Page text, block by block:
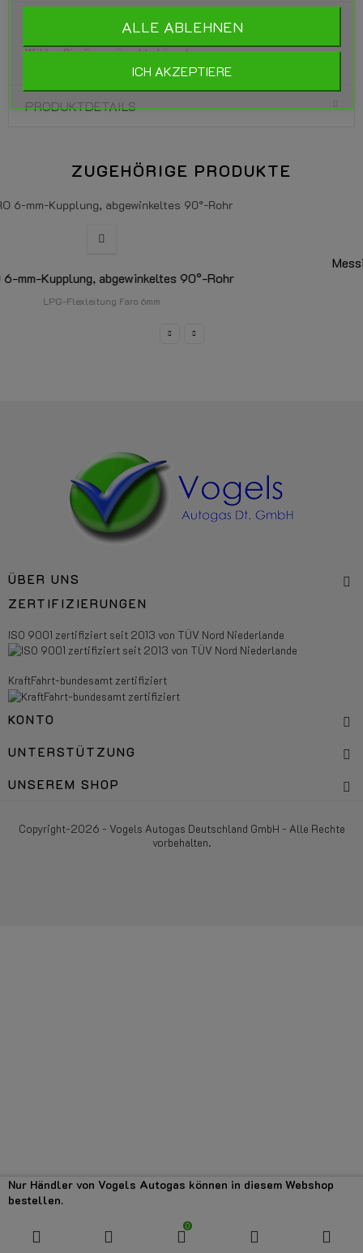
Nur Händler von Vogels Autogas können in diesem Webshop
bestellen.
0
LPG-Flexrohr FARO 6 mm - Pro Meter
Wählen Sie die gewünschte Länge!
PRODUKTDETAILS
ZUGEHÖRIGE PRODUKTE
Messing-Rohrnippelverschraubung Ø6mm M10x1
Bördelmutter und Kompressionsringe
ÜBER UNS
ZERTIFIZIERUNGEN
ISO 9001 zertifiziert seit 2013 von TÜV Nord Niederlande
KraftFahrt-bundesamt zertifiziert
KONTO
UNTERSTÜTZUNG
UNSEREM SHOP
ALLE ABLEHNEN
ICH AKZEPTIERE
Copyright-2026 - Vogels Autogas Deutschland GmbH - Alle Rechte
vorbehalten.